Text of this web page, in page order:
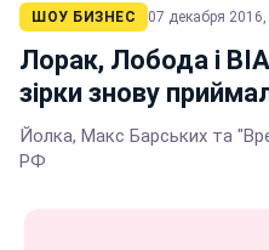
ШОУ БИЗНЕС 07 декабря
Лорак, Лобода і ВІА
зірки знову
Йолка, Макс Барських та
РФ